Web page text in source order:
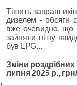
Тішить
дизелем - обсяги
вже очевидно, що
зайняли нішу
був LPG...
Зміни роздрібних
липня 2025 р.,